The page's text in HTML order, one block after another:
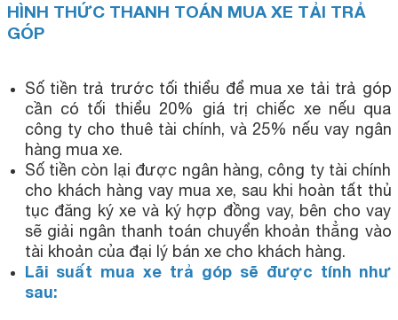
HÌNH THỨC THANH TOÁN MUA XE TẢI TRẢ
GÓP
Số tiền trả trước tối thiểu để mua xe tải trả góp
cần có tối thiểu 20% giá trị chiếc xe nếu qua
công ty cho thuê tài chính, và 25% nếu vay ngân
hàng mua xe.
Số tiền còn lại được ngân hàng, công ty tài chính
cho khách hàng vay mua xe, sau khi hoàn tất thủ
tục đăng ký xe và ký hợp đồng vay, bên cho vay
sẽ giải ngân thanh toán chuyển khoản thẳng vào
tài khoản của đại lý bán xe cho khách hàng.
Lãi suất mua xe trả góp sẽ được tính như
sau: